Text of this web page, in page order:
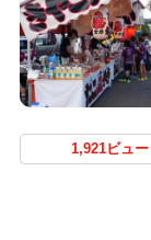
1,921ビュー